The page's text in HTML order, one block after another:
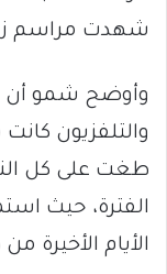
شهدت مراسم
وأوضح شمو أن
والتلفزيون
طغت على كل
الأيام الأخيرة